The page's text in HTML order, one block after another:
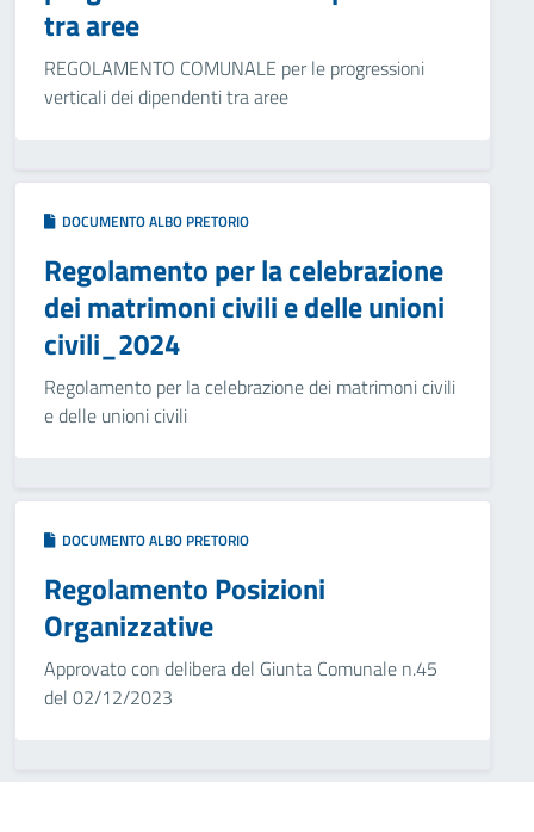
tra aree
REGOLAMENTO COMUNALE per le progressioni
verticali dei dipendenti tra aree
DOCUMENTO ALBO PRETORIO
Regolamento per la celebrazione
dei matrimoni civili e delle unioni
civili_2024
Regolamento per la celebrazione dei matrimoni civili
e delle unioni civili
DOCUMENTO ALBO PRETORIO
Regolamento Posizioni
Organizzative
Approvato con delibera del Giunta Comunale n.45
del 02/12/2023